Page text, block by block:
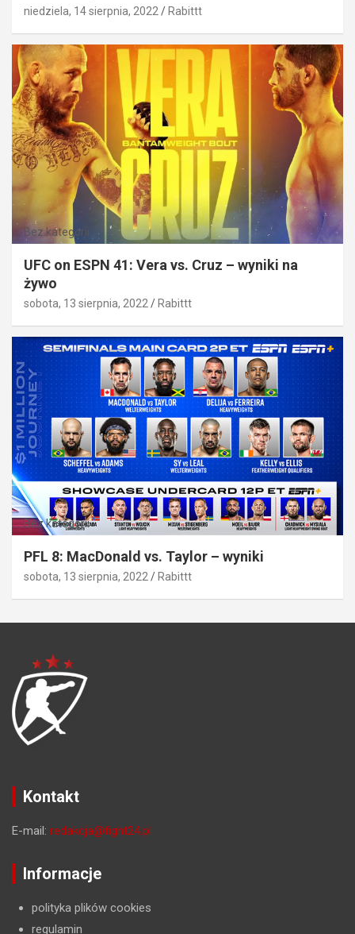
niedziela, 14 sierpnia, 2022 Rabittt
Bez kategorii
UFC on ESPN 41: Vera vs. Cruz – wyniki na
żywo
sobota, 13 sierpnia, 2022 Rabittt
Bez kategorii
PFL 8: MacDonald vs. Taylor – wyniki
sobota, 13 sierpnia, 2022 Rabittt
Kontakt
E-mail: redakcja@fight24.pl
Informacje
polityka plików cookies
regulamin